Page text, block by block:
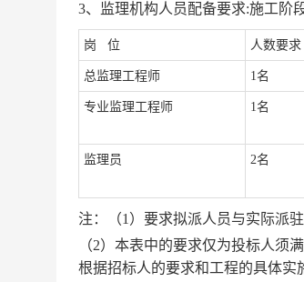
3、监理机构人员配备要求:施工阶
岗 位 人数要求
总监理工程师 1名
专业监理工程师 1名
监理员 2名
注： （1 ） 要求拟派人员与实际派驻
（2） 本表中的要求仅为投标人须
根据招标人的要求和工程的具体实